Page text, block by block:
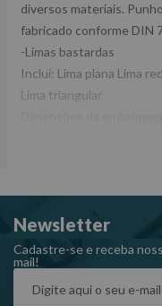
diversos materiais.
fabricado conforme DIN
-Limas bastardas
Inclui: Lima plana Lima
Lima triangular
Dimensões da
Newsletter
Cadastre-se e receba
mail!